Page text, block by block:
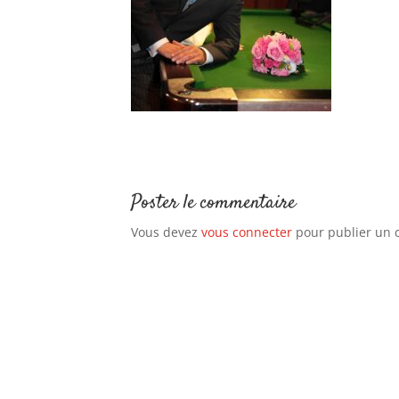
Poster le commentaire
Vous devez vous connecter pour publier un